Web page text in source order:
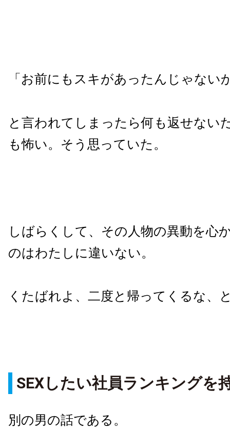
「お前にもスキがあったんじゃない
と言われてしまったら何も返せない
も怖い。そう思っていた。
しばらくして、その人物の異動を心
のはわたしに違いない。
くたばれよ、二度と帰ってくるな、
SEXしたい社員ランキングを
別の男の話である。